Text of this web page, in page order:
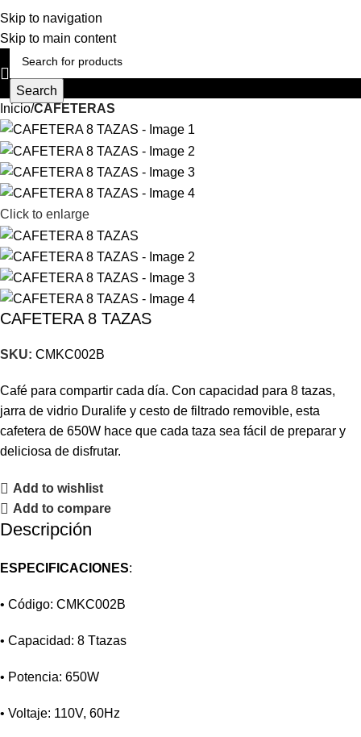
Skip to navigation
Skip to main content
Search
Inicio CAFETERAS
Click to enlarge
CAFETERA 8 TAZAS
SKU: CMKC002B
Café para compartir cada día. Con capacidad para 8 tazas,
jarra de vidrio Duralife y cesto de filtrado removible, esta
cafetera de 650W hace que cada taza sea fácil de preparar y
deliciosa de disfrutar.
Add to wishlist
Add to compare
Descripción
ESPECIFICACIONES:
• Código: CMKC002B
• Capacidad: 8 Ttazas
• Potencia: 650W
• Voltaje: 110V, 60Hz